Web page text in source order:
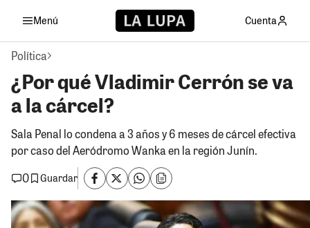
Menú Cuenta
Política
¿Por qué Vladimir Cerrón se va
a la cárcel?
Sala Penal lo condena a 3 años y 6 meses de cárcel efectiva
por caso del Aeródromo Wanka en la región Junín.
0
Guardar